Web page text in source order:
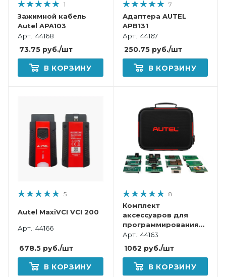
1
Зажимной кабель
Autel APA103
Арт.: 44168
73.75 руб./шт
В КОРЗИНУ
7
Адаптера AUTEL
APB131
Арт.: 44167
250.75руб./шт
В КОРЗИНУ
5
Autel MaxiVCI VCI 200
Арт.: 44166
678.5 руб./шт
В КОРЗИНУ
8
Комплект
аксессуаров для
программирования
ключей Autel IMKPA с
расширенными
функциями для
XP400Pro,
IM508+XP400Pro,
Арт.: 44163
1062 руб./шт
В КОРЗИНУ